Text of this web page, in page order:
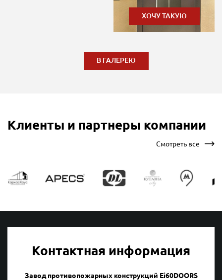
ХОЧУ ТАКУЮ
В ГАЛЕРЕЮ
Клиенты и партнеры компании
Смотреть все
Контактная информация
Завод противопожарных конструкций Ei60DOORS